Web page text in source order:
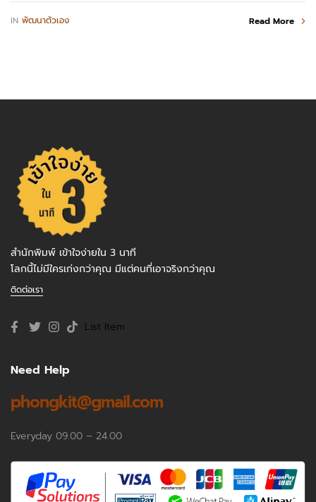
IN พัฒนาตัวเอง Read More
สำนักพิมพ์ เข้าใจง่ายใน 3 นาที
โลกนี้ไม่มีใครเก่งกว่าคุณ มีแต่คนที่เอาจริงกว่าคุณ
ติดต่อเรา
List Item
Need Help
phongkit@gmail.com
Everyday 09.00 – 24.00